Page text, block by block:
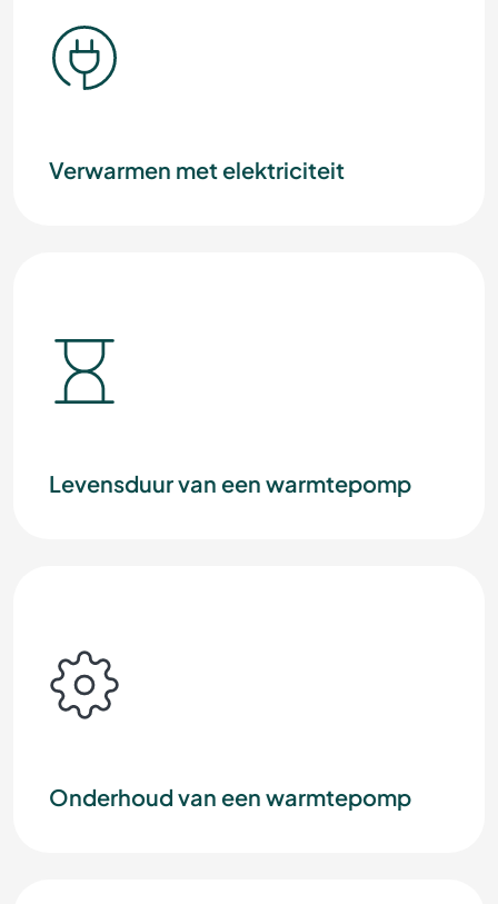
Verwarmen met elektriciteit
Levensduur van een warmtepomp
Onderhoud van een warmtepomp